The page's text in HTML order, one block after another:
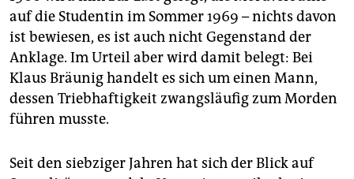
auf die Studentin im Sommer 1969 – nichts davon
ist bewiesen, es ist auch nicht Gegenstand der
Anklage. Im Urteil aber wird damit belegt: Bei
Klaus Bräunig handelt es sich um einen Mann,
dessen Triebhaftigkeit zwangsläufig zum Morden
führen musste.
Seit den siebziger Jahren hat sich der Blick auf